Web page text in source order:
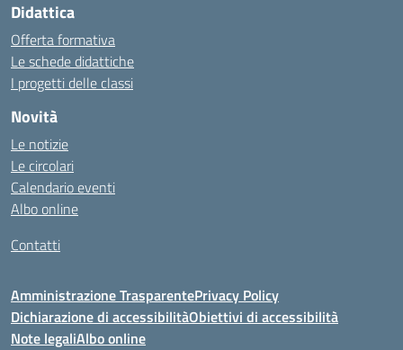
Didattica
Offerta formativa
Le schede didattiche
I progetti delle classi
Novità
Le notizie
Le circolari
Calendario eventi
Albo online
Contatti
Amministrazione TrasparentePrivacy Policy
Dichiarazione di accessibilitàObiettivi di accessibilità
Note legaliAlbo online